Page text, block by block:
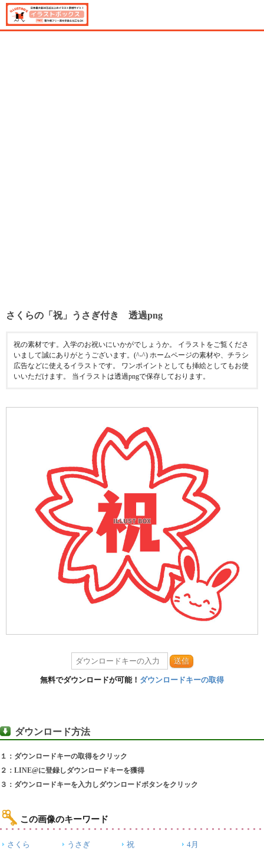
さくらの「祝」うさぎ付き 透過png
祝の素材です。入学のお祝いにいかがでしょうか。 イラストをご覧くださ
いまして誠にありがとうございます。(^-^) ホームページの素材や、チラシ
広告などに使えるイラストです。 ワンポイントとしても挿絵としてもお使
いいただけます。 当イラストは透過pngで保存しております。
送信
無料でダウンロードが可能！ ダウンロードキーの取得
ダウンロード方法
１：ダウンロードキーの取得をクリック
２：LINE@に登録しダウンロードキーを獲得
３：ダウンロードキーを入力しダウンロードボタンをクリック
この画像のキーワード
さくら うさぎ 祝
4月